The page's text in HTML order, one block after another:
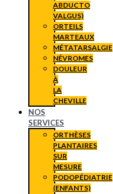
ABDUCTO
VALGUS)
ORTEILS
MARTEAUX
MÉTATARSALGIE
NÉVROMES
DOULEUR
À
LA
CHEVILLE
NOS
SERVICES
ORTHÈSES
PLANTAIRES
SUR
MESURE
PODOPÉDIATRIE
(ENFANTS)